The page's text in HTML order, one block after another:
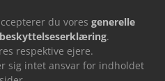
du vores generelle
.
respektive ejere.
sig intet ansvar for indholdet